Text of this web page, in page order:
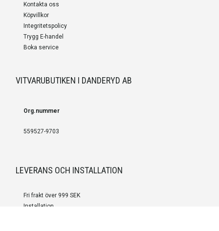
Kontakta oss
Köpvillkor
Integritetspolicy
Trygg E-handel
Boka service
VITVARUBUTIKEN I DANDERYD AB
Org.nummer
559527-9703
LEVERANS OCH INSTALLATION
Fri frakt över 999 SEK
Installation